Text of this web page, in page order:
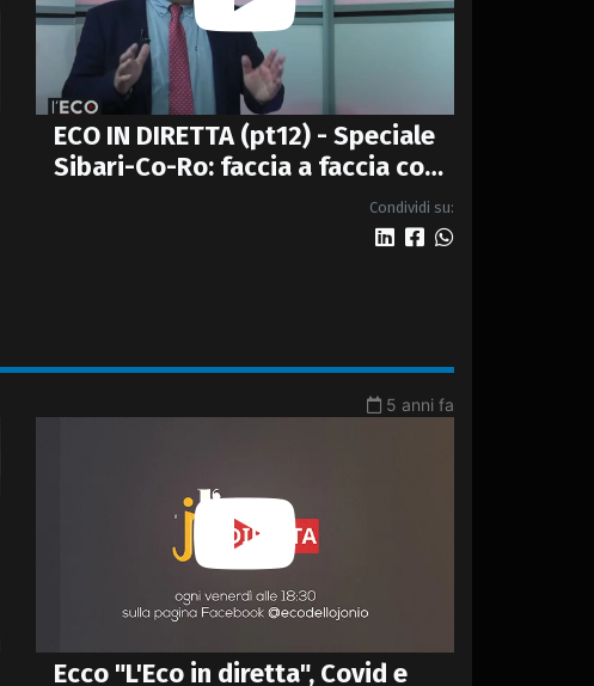
ECO IN DIRETTA (pt12) - Speciale
Sibari-Co-Ro: faccia a faccia con
dettagli della nuova 4 corsie
Condividi su:
5 anni fa
Ecco "L'Eco in diretta", Covid e